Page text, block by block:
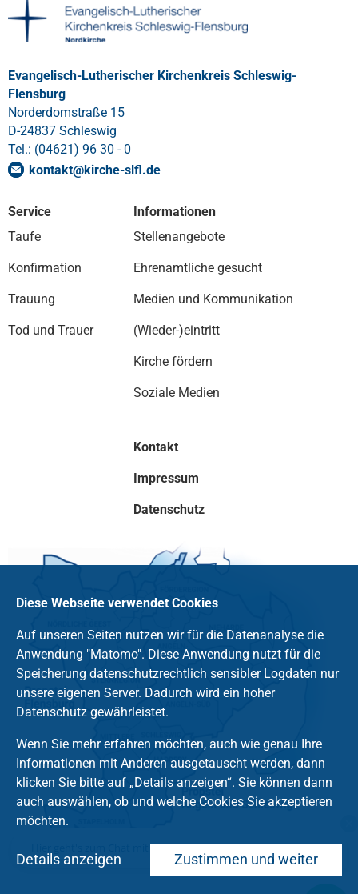
Evangelisch-Lutherischer Kirchenkreis Schleswig-
Flensburg
Norderdomstraße 15
D-24837 Schleswig
Tel.: (04621) 96 30 - 0
kontakt@kirche-slfl.de
Service
Taufe
Konfirmation
Trauung
Tod und Trauer
Informationen
Stellenangebote
Ehrenamtliche gesucht
Medien und Kommunikation
(Wieder-)eintritt
Kirche fördern
Soziale Medien
Kontakt
Impressum
Datenschutz
Diese Webseite verwendet Cookies
Auf unseren Seiten nutzen wir für die Datenanalyse die
Anwendung "Matomo". Diese Anwendung nutzt für die
Speicherung datenschutzrechtlich sensibler Logdaten nur
unsere eigenen Server. Dadurch wird ein hoher
Datenschutz gewährleistet.
Wenn Sie mehr erfahren möchten, auch wie genau Ihre
Informationen mit Anderen ausgetauscht werden, dann
klicken Sie bitte auf „Details anzeigen“. Sie können dann
auch auswählen, ob und welche Cookies Sie akzeptieren
möchten.
Zustimmen und weiter
Details anzeigen
Hier geht's zum Chat mit dem Team des Kirchenkreises